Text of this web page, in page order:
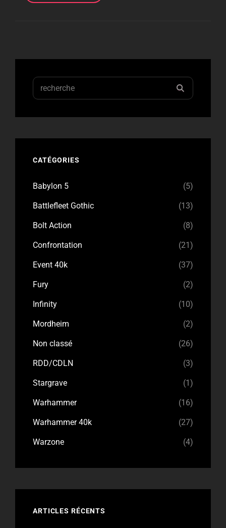
SUR
Search
for:
CATÉGORIES
Babylon 5 (5)
Battlefleet Gothic (13)
Bolt Action (8)
Confrontation (21)
Event 40k (37)
Fury (2)
Infinity (10)
Mordheim (2)
Non classé (26)
RDD/CDLN (3)
Stargrave (1)
Warhammer (16)
Warhammer 40k (27)
Warzone (4)
ARTICLES RÉCENTS